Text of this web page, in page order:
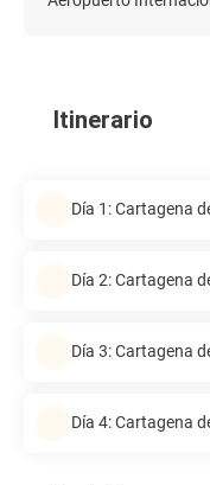
Itinerario
Día 1: Cartagena
Día 2: Cartagena
Día 3: Cartagena
Día 4: Cartagena